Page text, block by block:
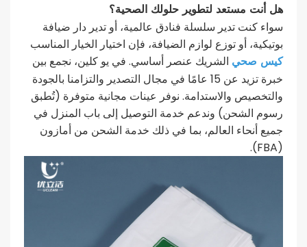
هل أنت مستعد لتطوير حلولك الصحية؟
سواء كنت تدير سلسلة فنادق عالمية، أو تدير دار ضيافة
بوتيكية، أو توزع لوازم الضيافة، فإن اختيار الخيار المناسب
كيس صحي الشريك عنصر أساسي. في يو كلين، نجمع بين
خبرة تزيد عن 15 عامًا في مجال التصدير والتزامنا بالجودة
والتخصيص والاستدامة. نوفر عينات مجانية متوفرة (تُطبق
رسوم الشحن) وندعم خدمة التوصيل إلى باب المنزل في
جميع أنحاء العالم، بما في ذلك خدمة الشحن من أمازون
(FBA).